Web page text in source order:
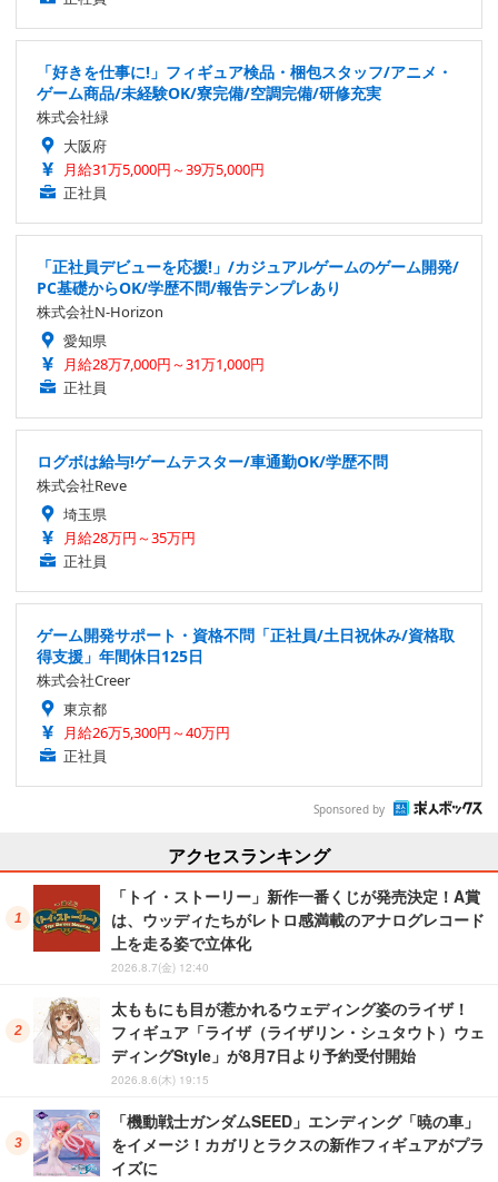
「好きを仕事に!」フィギュア検品・梱包スタッフ/アニメ・
ゲーム商品/未経験OK/寮完備/空調完備/研修充実
株式会社緑
大阪府
月給31万5,000円～39万5,000円
正社員
「正社員デビューを応援!」/カジュアルゲームのゲーム開発/
PC基礎からOK/学歴不問/報告テンプレあり
株式会社N-Horizon
愛知県
月給28万7,000円～31万1,000円
正社員
ログボは給与!ゲームテスター/車通勤OK/学歴不問
株式会社Reve
埼玉県
月給28万円～35万円
正社員
ゲーム開発サポート・資格不問「正社員/土日祝休み/資格取
得支援」年間休日125日
株式会社Creer
東京都
月給26万5,300円～40万円
正社員
Sponsored by
アクセスランキング
「トイ・ストーリー」新作一番くじが発売決定！A賞
は、ウッディたちがレトロ感満載のアナログレコード
上を走る姿で立体化
2026.8.7(金) 12:40
太ももにも目が惹かれるウェディング姿のライザ！
フィギュア「ライザ（ライザリン・シュタウト）ウェ
ディングStyle」が8月7日より予約受付開始
2026.8.6(木) 19:15
「機動戦士ガンダムSEED」エンディング「暁の車」
をイメージ！カガリとラクスの新作フィギュアがプラ
イズに